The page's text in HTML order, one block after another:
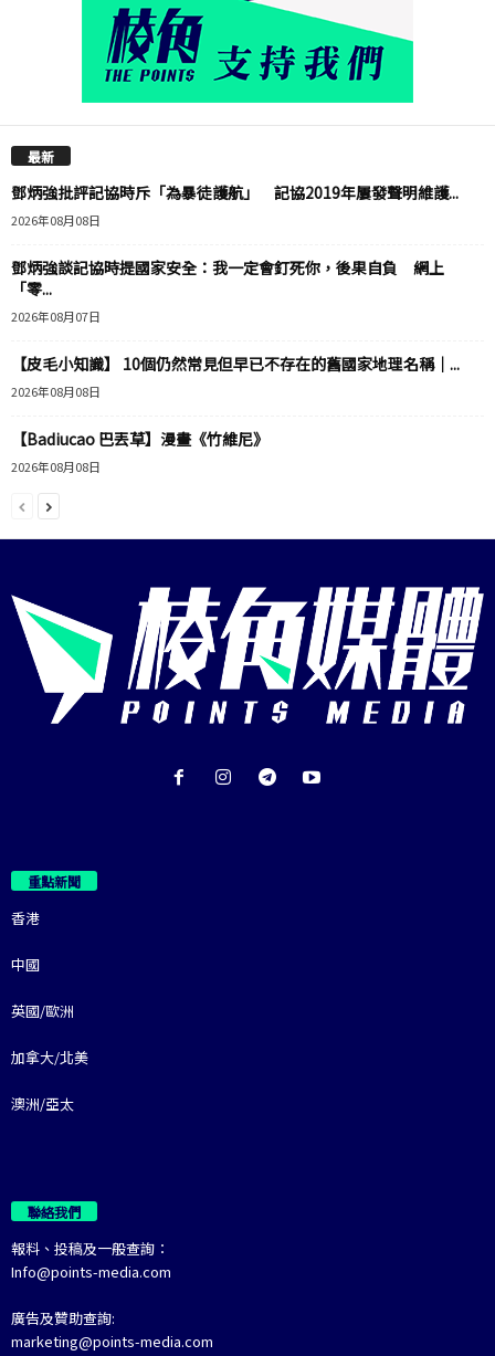
最新
鄧炳強批評記協時斥「為暴徒護航」 記協2019年屢發聲明維護...
2026年08月08日
鄧炳強談記協時提國家安全：我一定會釘死你，後果自負 網上
「零...
2026年08月07日
【皮毛小知識】 10個仍然常見但早已不存在的舊國家地理名稱｜...
2026年08月08日
【Badiucao 巴丟草】漫畫《竹維尼》
2026年08月08日
重點新聞
香港
中國
英國/歐洲
加拿大/北美
澳洲/亞太
聯絡我們
報料、投稿及一般查詢：
Info@points-media.com
廣告及贊助查詢:
marketing@points-media.com